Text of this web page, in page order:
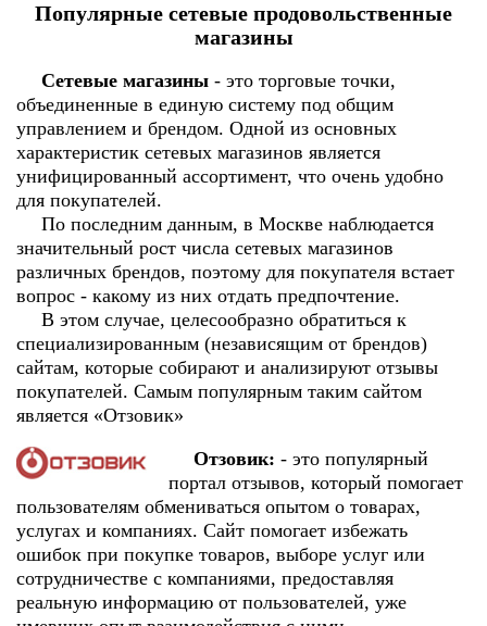
Популярные сетевые продовольственные
магазины
Сетевые магазины- это торговые точки,
объединенные в единую систему под общим
управлением и брендом. Одной из основных
характеристик сетевых магазинов является
унифицированный ассортимент, что очень удобно
для покупателей.
По последним данным, в Москве наблюдается
значительный рост числа сетевых магазинов
различных брендов, поэтому для покупателя встает
вопрос - какому из них отдать предпочтение.
В этом случае, целесообразно обратиться к
специализированным (независящим от брендов)
сайтам, которые собирают и анализируют отзывы
покупателей. Самым популярным таким сайтом
является «Отзовик»
Отзовик: - это популярный
портал отзывов, который помогает
пользователям обмениваться опытом о товарах,
услугах и компаниях. Сайт помогает избежать
ошибок при покупке товаров, выборе услуг или
сотрудничестве с компаниями, предоставляя
реальную информацию от пользователей, уже